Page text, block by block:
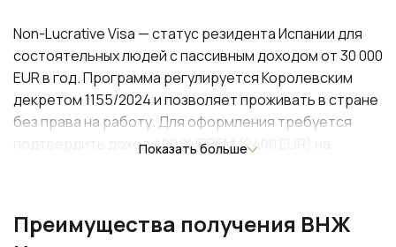
Non-Lucrative Visa — статус резидента Испании для
состоятельных людей с пассивным доходом от 30 000
EUR в год. Программа регулируется Королевским
декретом 1155/2024 и позволяет проживать в стране
без права на работу. Для оформления требуется
подтвердить доход 400 % IPREM (2400 EUR) на
в каждом полугодии, могут включить в заявку
Показать больше
Преимущества получения ВНЖ